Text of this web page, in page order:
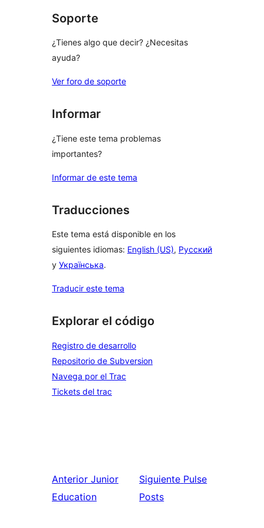
Soporte
¿Tienes algo que decir? ¿Necesitas
ayuda?
Ver foro de soporte
Informar
¿Tiene este tema problemas
importantes?
Informar de este tema
Traducciones
Este tema está disponible en los
siguientes idiomas: English (US), Русский
y Українська.
Traducir este tema
Explorar el código
Registro de desarrollo
Repositorio de Subversion
Navega por el Trac
Tickets del trac
Anterior Junior
Education
Siguiente Pulse
Posts